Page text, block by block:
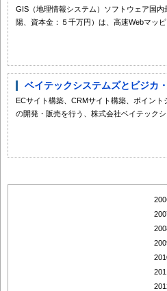
GIS（地理情報システム）ソフトウェア国
陽、資本金：５千万円）は、高速Webマッ
ベイテックシステムズとビジカ
ECサイト構築、CRMサイト構築、ポイン
の開発・販売を行う、株式会社ベイテック